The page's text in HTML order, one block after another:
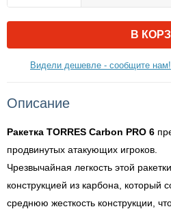
В
Видели дешевле - сообщите нам!
Описание
Ракетка TORRES Carbon PRO 6
продвинутых атакующих игроков.
Чрезвычайная легкость этой
конструкцией из карбона, который
среднюю жесткость конструкции,